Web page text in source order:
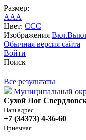
Размер:
AAA
Цвет: CCC
Изображения Вкл.
Обычная версия сайта
Войти
Поиск
Все результаты
Муниципальный
Сухой Лог
Наш адрес
+7 (34373) 4-36-60
Приемная